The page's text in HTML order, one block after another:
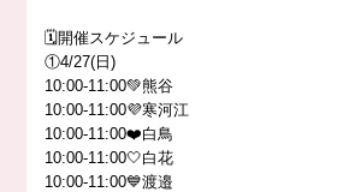
🗓開催スケジュール
①4/27(日)
10:00-11:00💚熊谷
10:00-11:00💜寒河江
10:00-11:00❤️白鳥
10:00-11:00🤍白花
10:00-11:00💙渡邉